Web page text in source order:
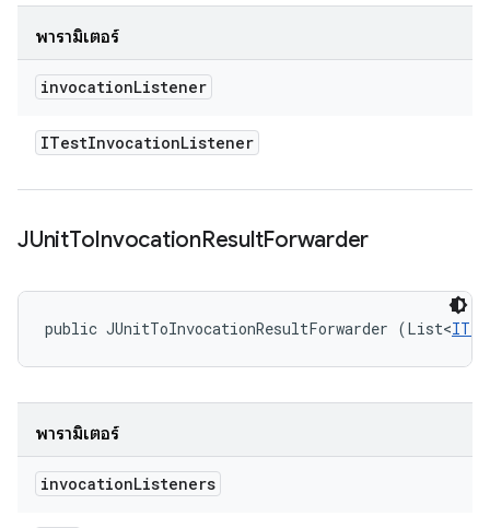
พารามิเตอร์
invocationListener
ITestInvocationListener
JUnitToInvocationResultForwarder
public JUnitToInvocationResultForwarder (List<
พารามิเตอร์
invocationListeners